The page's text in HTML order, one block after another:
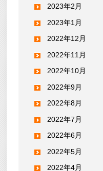
2023年2月
2023年1月
2022年12月
2022年11月
2022年10月
2022年9月
2022年8月
2022年7月
2022年6月
2022年5月
2022年4月